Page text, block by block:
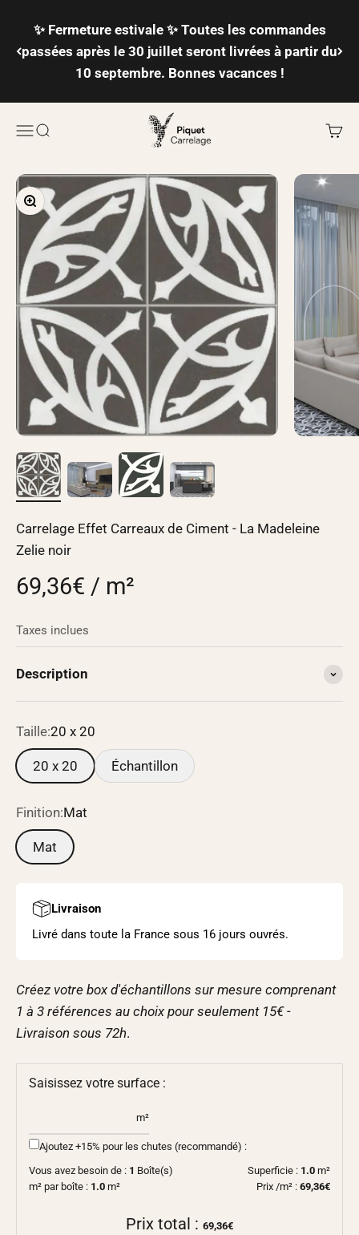
✨ Fermeture estivale ✨ Toutes les commandes
passées après le 30 juillet seront livrées à partir du
10 septembre. Bonnes vacances !
Ouvrir la navigation
Ouvrir la recherche
Piquet Carrelage
Voir
Zoomer sur l'image
Carrelage Effet Carreaux de Ciment - La Madeleine
Zelie noir
69,36€ / m²
Taxes inclues
Description
Taille:20 x 20
20 x 20 Échantillon
Finition:Mat
Mat
Livraison
Livré dans toute la France sous 16 jours ouvrés.
Créez votre box d'échantillons sur mesure comprenant
1 à 3 références au choix pour seulement 15€ -
Livraison sous 72h.
Saisissez votre surface :
m²
Ajoutez +15% pour les chutes (recommandé) :
Vous avez besoin de : 1 Boîte(s) Superficie : 1.0 m²
m² par boîte : 1.0 m² Prix /m² : 69,36€
Prix total : 69,36€